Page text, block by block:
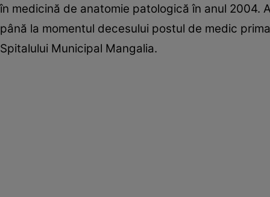
în medicină de anatomie patologică în anul
până la momentul decesului postul de medic
Spitalului Municipal Mangalia.